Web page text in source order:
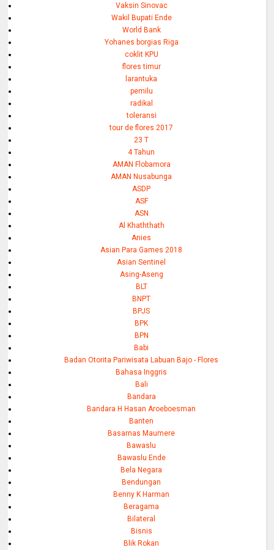
Vaksin Sinovac
Wakil Bupati Ende
World Bank
Yohanes borgias Riga
coklit KPU
flores timur
larantuka
pemilu
radikal
toleransi
tour de flores 2017
23 T
4 Tahun
AMAN Flobamora
AMAN Nusabunga
ASDP
ASF
ASN
Al Khaththath
Anies
Asian Para Games 2018
Asian Sentinel
Asing-Aseng
BLT
BNPT
BPJS
BPK
BPN
Babi
Badan Otorita Pariwisata Labuan Bajo - Flores
Bahasa Inggris
Bali
Bandara
Bandara H Hasan Aroeboesman
Banten
Basarnas Maumere
Bawaslu
Bawaslu Ende
Bela Negara
Bendungan
Benny K Harman
Beragama
Bilateral
Bisnis
Blik Rokan